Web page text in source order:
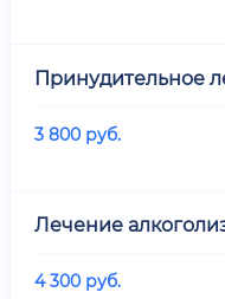
Принудительное
3 800 руб.
Лечение
4 300 руб.